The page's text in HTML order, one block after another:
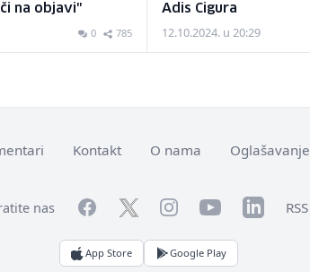
na objavi"
0 785
Adis Cigura
12.10.2024. u 20:29
Kontakt O nama Oglašavanje
nas FacebookTwitterInstagramYouTubeLinkedInRSS
App Store Google Play